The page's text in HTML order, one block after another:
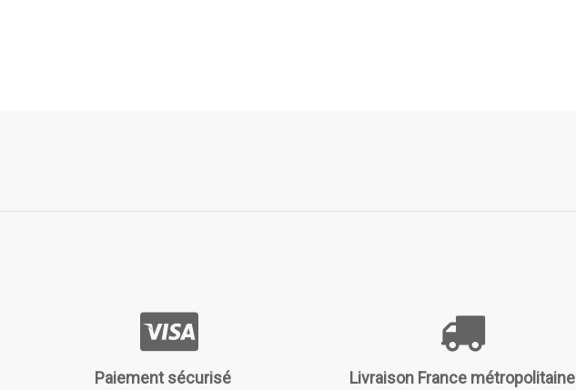
Paiement sécurisé Livraison France métropolitaine